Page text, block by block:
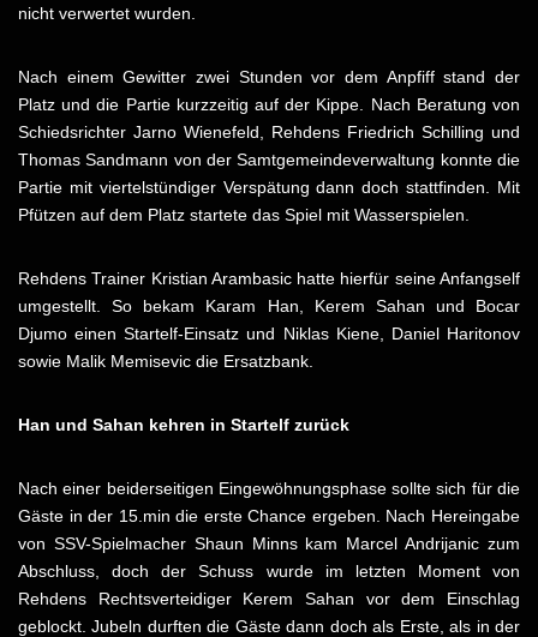
nicht verwertet wurden.
Nach einem Gewitter zwei Stunden vor dem Anpfiff stand der
Platz und die Partie kurzzeitig auf der Kippe. Nach Beratung von
Schiedsrichter Jarno Wienefeld, Rehdens Friedrich Schilling und
Thomas Sandmann von der Samtgemeindeverwaltung konnte die
Partie mit viertelstündiger Verspätung dann doch stattfinden. Mit
Pfützen auf dem Platz startete das Spiel mit Wasserspielen.
Rehdens Trainer Kristian Arambasic hatte hierfür seine Anfangself
umgestellt. So bekam Karam Han, Kerem Sahan und Bocar
Djumo einen Startelf-Einsatz und Niklas Kiene, Daniel Haritonov
sowie Malik Memisevic die Ersatzbank.
Han und Sahan kehren in Startelf zurück
Nach einer beiderseitigen Eingewöhnungsphase sollte sich für die
Gäste in der 15.min die erste Chance ergeben. Nach Hereingabe
von SSV-Spielmacher Shaun Minns kam Marcel Andrijanic zum
Abschluss, doch der Schuss wurde im letzten Moment von
Rehdens Rechtsverteidiger Kerem Sahan vor dem Einschlag
geblockt. Jubeln durften die Gäste dann doch als Erste, als in der